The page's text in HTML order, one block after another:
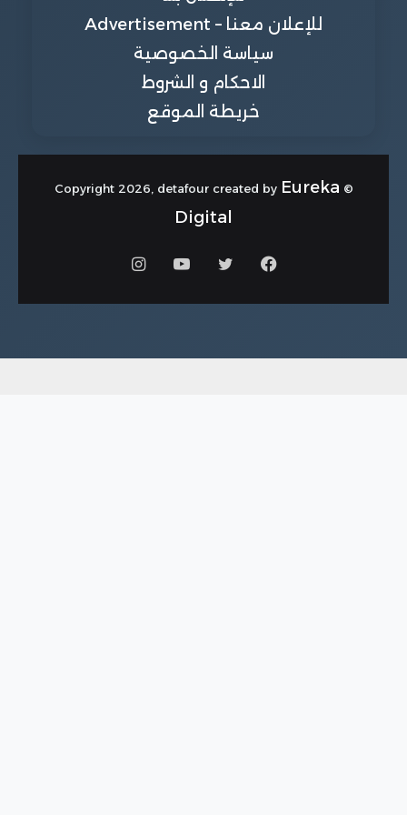
للإعلان معنا – Advertisement
سياسة الخصوصية
الاحكام و الشروط
خريطة الموقع
© Copyright 2026, detafour created by
Eureka
Digital
فيسبوكتويتر يوتيوبانستقرام